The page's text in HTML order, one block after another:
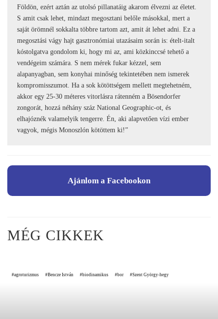
Földön, ezért aztán az utolsó pillanatáig akarom élvezni az életet.
S amit csak lehet, mindazt megosztani belőle másokkal, mert a
saját örömnél sokkalta többre tartom azt, amit át lehet adni. Ez a
megosztási vágy hajt gasztronómiai utazásaim során is: ételt-italt
kóstolgatva gondolom ki, hogy mi az, ami közkinccsé tehető a
vendégeim számára. S nem mérek fukar kézzel, sem
alapanyagban, sem konyhai minőség tekintetében nem ismerek
kompromisszumot. Ha a sok kötöttségem mellett megtehetném,
akkor egy 25-30 méteres vitorlásra rátenném a Bösendorfer
zongorát, hozzá néhány száz National Geographic-ot, és
elhajóznék valamelyik tengerre. Én, aki alapvetően vízi ember
vagyok, mégis Monoszlón kötöttem ki!”
Ajánlom a Facebookon
MÉG CIKKEK
agroturizmus Bencze István biodinamikus bor Szent György-hegy